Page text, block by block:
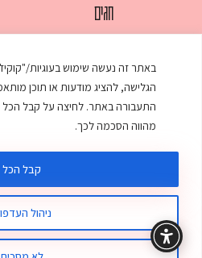
באתר זה נעשה שימוש בעוגיות/
הגלישה, להציג מודעות או תוכן
התעבורה באתר. לחיצה על קבל
מהווה הסכמה לכך.
ניהול
קבל הכל
חגים
מאפים
ממולאים
מרקים
© כל הזכויות שמורות לענת אלישע |
תקנון האתר